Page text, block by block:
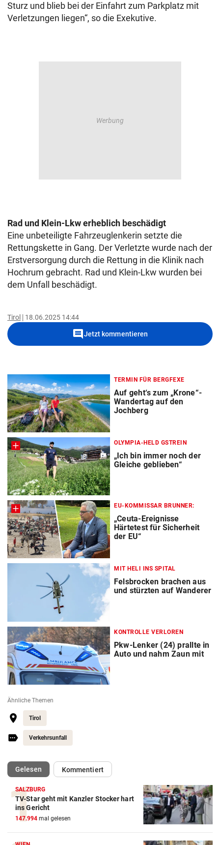
Sturz und blieb bei der Einfahrt zum Parkplatz mit
Verletzungen liegen“, so die Exekutive.
Rad und Klein-Lkw erheblich beschädigt
Eine unbeteiligte Fahrzeuglenkerin setzte die
Rettungskette in Gang. Der Verletzte wurde nach der
Erstversorgung durch die Rettung in die Klinik nach
Hochrum gebracht. Rad und Klein-Lkw wurden bei
dem Unfall beschädigt.
Tirol 18.06.2025 14:44
commentJetzt kommentieren
TERMIN FÜR BERGFEXE
Auf geht‘s zum „Krone“-
Wandertag auf den
Jochberg
OLYMPIA-HELD GSTREIN
„Ich bin immer noch der
Gleiche geblieben“
EU-KOMMISSAR BRUNNER:
„Ceuta-Ereignisse
Härtetest für Sicherheit
der EU“
MIT HELI INS SPITAL
Felsbrocken brachen aus
und stürzten auf Wanderer
KONTROLLE VERLOREN
Pkw-Lenker (24) prallte in
Auto und nahm Zaun mit
Ähnliche Themen
Tirol
Verkehrsunfall
Gelesen(ausgewählt)Kommentiert
SALZBURG
TV-Star geht mit Kanzler Stocker hart
ins Gericht
147.994 mal gelesen